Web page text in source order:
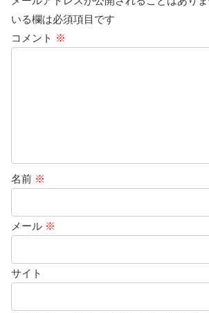
いる欄は必須項目です
コメント ※
名前 ※
メール ※
サイト